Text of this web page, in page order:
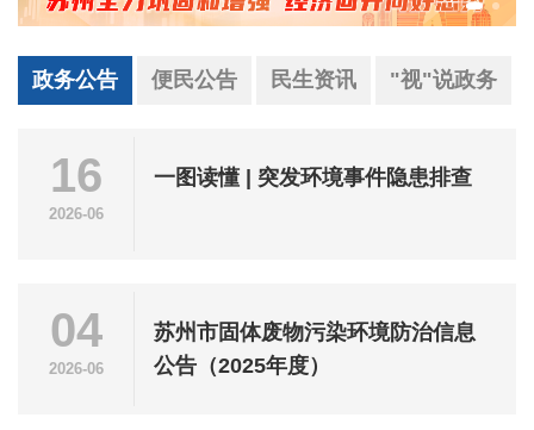
政务公告 便民公告 民生资讯 "视"说政务
16
2026-06
一图读懂 | 突发环境事件隐患排查
04
2026-06
苏州市固体废物污染环境防治信息
公告（2025年度）